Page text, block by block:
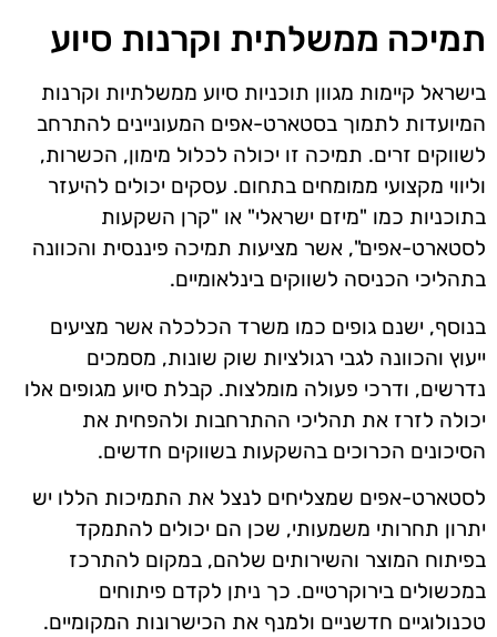
תמיכה ממשלתית וקרנות סיוע
בישראל קיימות מגוון תוכניות סיוע ממשלתיות וקרנות
המיועדות לתמוך בסטארט-אפים המעוניינים להתרחב
לשווקים זרים. תמיכה זו יכולה לכלול מימון, הכשרות,
וליווי מקצועי ממומחים בתחום. עסקים יכולים להיעזר
בתוכניות כמו "מיזם ישראלי" או "קרן השקעות
לסטארט-אפים", אשר מציעות תמיכה פיננסית והכוונה
בתהליכי הכניסה לשווקים בינלאומיים.
בנוסף, ישנם גופים כמו משרד הכלכלה אשר מציעים
ייעוץ והכוונה לגבי רגולציות שוק שונות, מסמכים
נדרשים, ודרכי פעולה מומלצות. קבלת סיוע מגופים אלו
יכולה לזרז את תהליכי ההתרחבות ולהפחית את
הסיכונים הכרוכים בהשקעות בשווקים חדשים.
לסטארט-אפים שמצליחים לנצל את התמיכות הללו יש
יתרון תחרותי משמעותי, שכן הם יכולים להתמקד
בפיתוח המוצר והשירותים שלהם, במקום להתרכז
במכשולים בירוקרטיים. כך ניתן לקדם פיתוחים
טכנולוגיים חדשניים ולמנף את הכישרונות המקומיים.